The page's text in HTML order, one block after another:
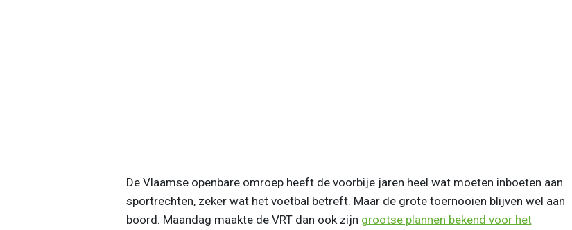
De Vlaamse openbare omroep heeft de voorbije jaren heel wat moeten inboeten aan
sportrechten, zeker wat het voetbal betreft. Maar de grote toernooien blijven wel aan
boord. Maandag maakte de VRT dan ook zijn grootse plannen bekend voor het